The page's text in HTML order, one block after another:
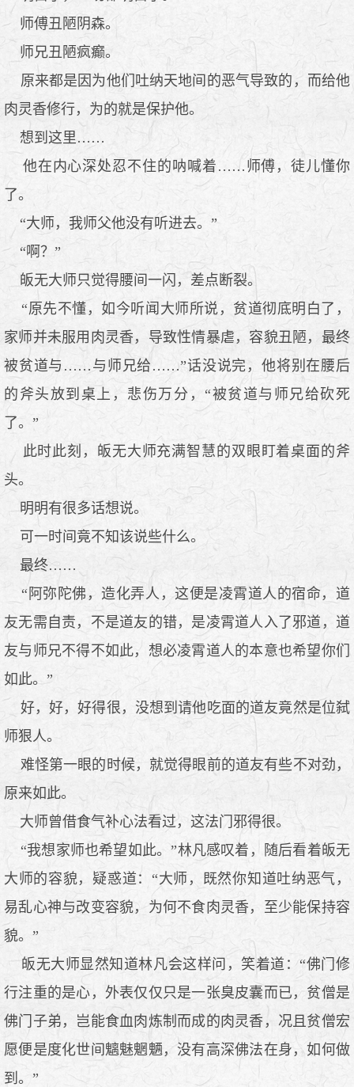
师傅丑陋阴森。
师兄丑陋疯癫。
原来都是因为他们吐纳天地间的恶气导致的，而给他
肉灵香修行，为的就是保护他。
想到这里……
他在内心深处忍不住的呐喊着……师傅，徒儿懂你
了。
“大师，我师父他没有听进去。”
“啊？”
皈无大师只觉得腰间一闪，差点断裂。
“原先不懂，如今听闻大师所说，贫道彻底明白了，
家师并未服用肉灵香，导致性情暴虐，容貌丑陋，最终
被贫道与……与师兄给……”话没说完，他将别在腰后
的斧头放到桌上，悲伤万分，“被贫道与师兄给砍死
了。”
此时此刻，皈无大师充满智慧的双眼盯着桌面的斧
头。
明明有很多话想说。
可一时间竟不知该说些什么。
最终……
“阿弥陀佛，造化弄人，这便是凌霄道人的宿命，道
友无需自责，不是道友的错，是凌霄道人入了邪道，道
友与师兄不得不如此，想必凌霄道人的本意也希望你们
如此。”
好，好，好得很，没想到请他吃面的道友竟然是位弑
师狠人。
难怪第一眼的时候，就觉得眼前的道友有些不对劲，
原来如此。
大师曾借食气补心法看过，这法门邪得很。
“我想家师也希望如此。”林凡感叹着，随后看着皈无
大师的容貌，疑惑道：“大师，既然你知道吐纳恶气，
易乱心神与改变容貌，为何不食肉灵香，至少能保持容
貌。”
皈无大师显然知道林凡会这样问，笑着道：“佛门修
行注重的是心，外表仅仅只是一张臭皮囊而已，贫僧是
佛门子弟，岂能食血肉炼制而成的肉灵香，况且贫僧宏
愿便是度化世间魑魅魍魉，没有高深佛法在身，如何做
到。”